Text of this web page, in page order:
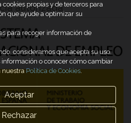
autorizada
cookies propias y de terceros para
que ayude a optimizar su
para recoger información de
consideramos que acepta su uso.
información o conocer cómo cambiar
nuestraPolítica de Cookies.
Aceptar
Rechazar